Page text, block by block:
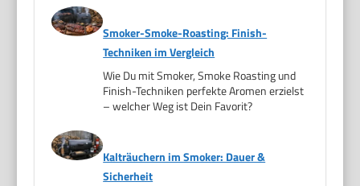
Smoker-Smoke-Roasting: Finish-
Techniken im Vergleich
Wie Du mit Smoker, Smoke Roasting und
Finish-Techniken perfekte Aromen erzielst
– welcher Weg ist Dein Favorit?
Kalträuchern im Smoker: Dauer &
Sicherheit